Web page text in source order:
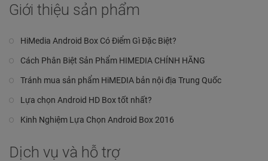
Giới thiệu sản phẩm
HiMedia Android Box Có Điểm Gì Đặc Biệt?
Cách Phân Biệt Sản Phẩm HIMEDIA CHÍNH HÃNG
Tránh mua sản phẩm HiMEDIA bản nội địa Trung Quốc
Lựa chọn Android HD Box tốt nhất?
Kinh Nghiệm Lựa Chọn Android Box 2016
Dịch vụ và hỗ trợ